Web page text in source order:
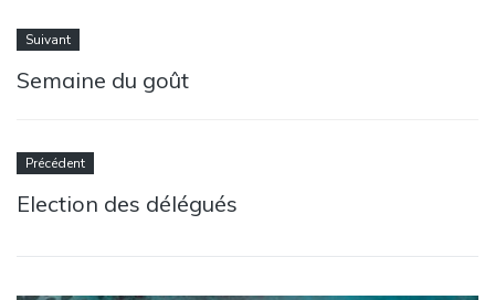
Suivant
Semaine du goût
Précédent
Election des délégués